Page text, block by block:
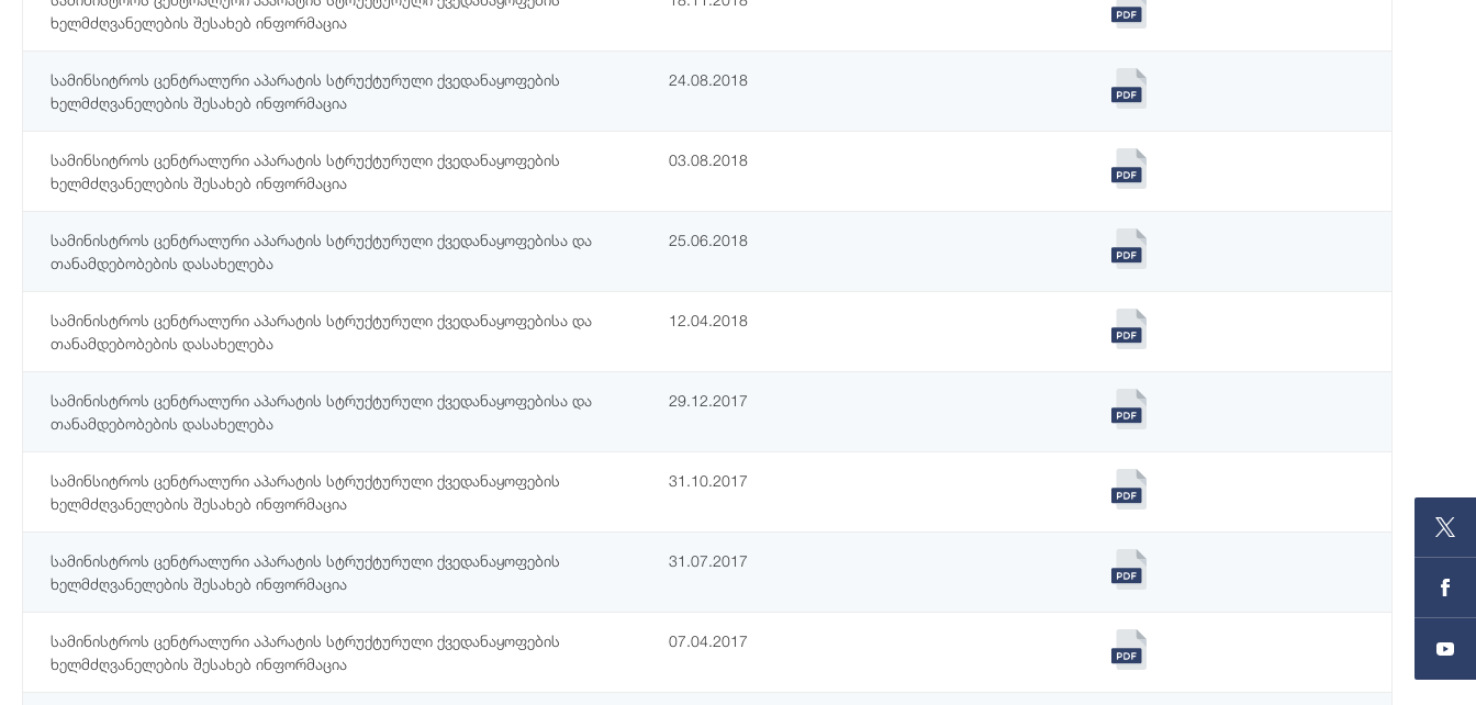
ხელმძღვანელების შესახებ ინფორმაცია
სამინსიტროს ცენტრალური აპარატის სტრუქტურული ქვედანაყოფების
ხელმძღვანელების შესახებ ინფორმაცია
24.08.2018
სამინსიტროს ცენტრალური აპარატის სტრუქტურული ქვედანაყოფების
ხელმძღვანელების შესახებ ინფორმაცია
03.08.2018
სამინისტროს ცენტრალური აპარატის სტრუქტურული ქვედანაყოფებისა და
თანამდებობების დასახელება
25.06.2018
სამინისტროს ცენტრალური აპარატის სტრუქტურული ქვედანაყოფებისა და
თანამდებობების დასახელება
12.04.2018
სამინისტროს ცენტრალური აპარატის სტრუქტურული ქვედანაყოფებისა და
თანამდებობების დასახელება
29.12.2017
სამინსიტროს ცენტრალური აპარატის სტრუქტურული ქვედანაყოფების
ხელმძღვანელების შესახებ ინფორმაცია
31.10.2017
სამინისტროს ცენტრალური აპარატის სტრუქტურული ქვედანაყოფების
ხელმძღვანელების შესახებ ინფორმაცია
31.07.2017
სამინისტროს ცენტრალური აპარატის სტრუქტურული ქვედანაყოფების
ხელმძღვანელების შესახებ ინფორმაცია
07.04.2017